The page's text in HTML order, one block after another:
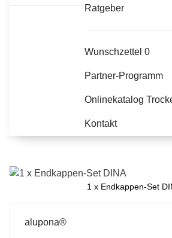
Ratgeber
Wunschzettel 0
Partner-Programm
Onlinekatalog
Kontakt
alupona®
1 x Endkappen-Set